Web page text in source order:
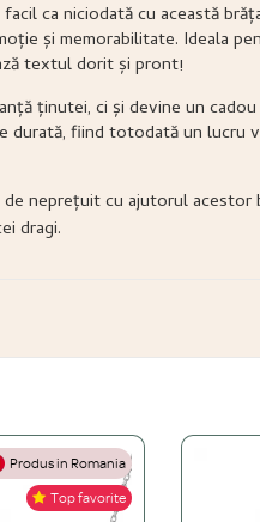
ca niciodată cu această
și memorabilitate. Ideala
textul dorit și pront!
ținutei, ci și devine un
durată, fiind totodată un
neprețuit cu ajutorul
dragi.
Produs in Romania
Top favorite